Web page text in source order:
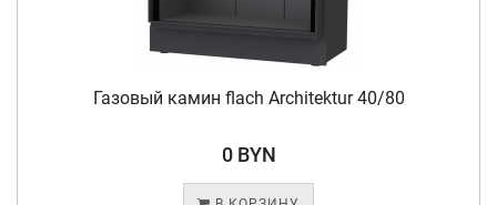
Газовый камин flach Architektur 40/80
0 BYN